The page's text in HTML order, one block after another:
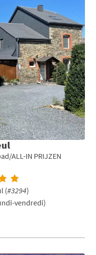
ALL-IN PRIJZEN
(#3294)
vendredi)